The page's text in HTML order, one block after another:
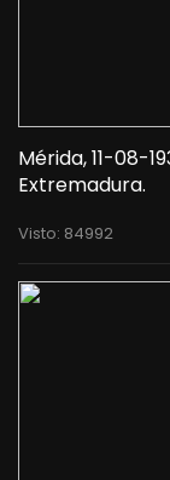
Mérida, 11-08-
Extremadura.
Visto: 84992